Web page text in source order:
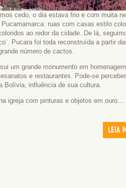
cedo, o dia estava frio e com muita
ruas com casas estilo
ao redor da cidade. De lá,
Pucara foi toda reconstruída a partir
número de cactos.
um grande monumento em
e restaurantes. Pode-se
Bolívia, influência de sua cultura.
igreja com pinturas e objetos em ouro...
LEIA